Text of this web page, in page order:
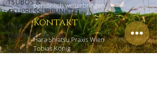
AKUPRESSURPUNKTE
LINK-
EMPFEHLUNGEN
KURSE &
persönlich weiterbringen.
Kontakt
Hara Shiatsu Praxis Wien
Tobias König